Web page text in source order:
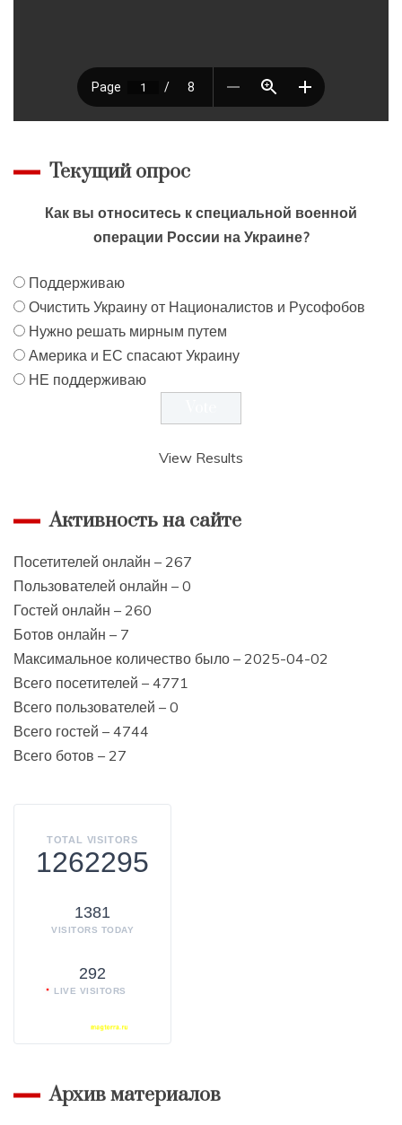
Текущий опрос
Как вы относитесь к специальной военной
операции России на Украине?
Поддерживаю
Очистить Украину от Националистов и Русофобов
Нужно решать мирным путем
Америка и ЕС спасают Украину
НЕ поддерживаю
View Results
Активность на сайте
Посетителей онлайн – 267
Пользователей онлайн – 0
Гостей онлайн – 260
Ботов онлайн – 7
Максимальное количество было – 2025-04-02
Всего посетителей – 4771
Всего пользователей – 0
Всего гостей – 4744
Всего ботов – 27
TOTAL VISITORS
1262295
1381
VISITORS TODAY
292
LIVE VISITORS
Архив материалов